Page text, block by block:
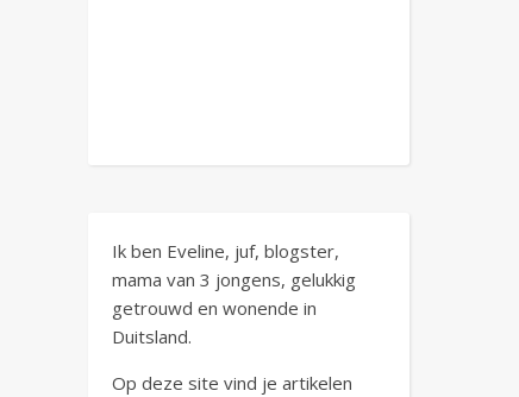
Ik ben Eveline, juf, blogster,
mama van 3 jongens, gelukkig
getrouwd en wonende in
Duitsland.
Op deze site vind je artikelen